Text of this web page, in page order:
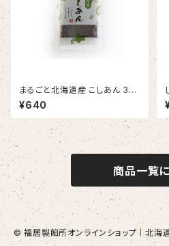
まるごと北海道産 こしあん 350
g｜しゅまり小豆・無添加・あん
こ好きに
¥640
商品一覧
© 福居製餡所オンラインショップ｜北海